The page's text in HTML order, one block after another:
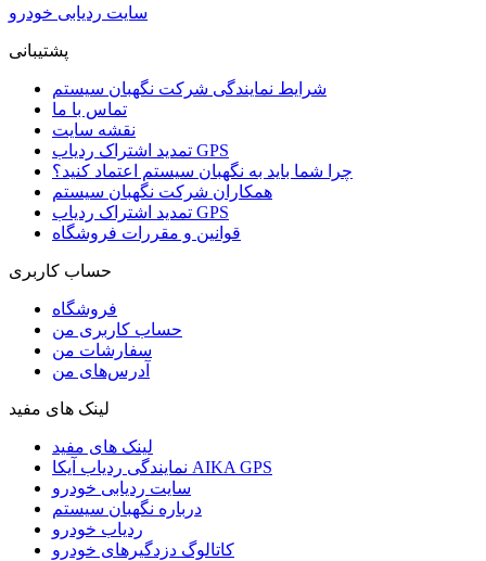
سایت ردیابی خودرو
پشتیبانی
شرایط نمایندگی شرکت نگهبان سیستم
تماس با ما
نقشه سایت
تمدید اشتراک ردیاب GPS
چرا شما باید به نگهبان سیستم اعتماد کنید؟
همکاران شرکت نگهبان سیستم
تمدید اشتراک ردیاب GPS
قوانین و مقررات فروشگاه
حساب کاربری
فروشگاه
حساب کاربری من
سفارشات من
آدرس‌های من
لینک های مفید
لینک های مفید
نمایندگی ردیاب آیکا AIKA GPS
سایت ردیابی خودرو
درباره نگهبان سیستم
ردیاب خودرو
کاتالوگ دزدگیرهای خودرو